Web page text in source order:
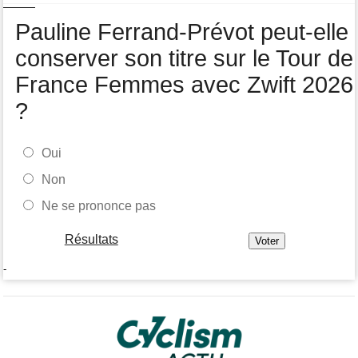
Joao Almeida a abandonné après une nouvelle chute
Pauline Ferrand-Prévot peut-elle
conserver son titre sur le Tour de
France Femmes avec Zwift 2026
?
Oui
Non
Ne se prononce pas
Résultats
-